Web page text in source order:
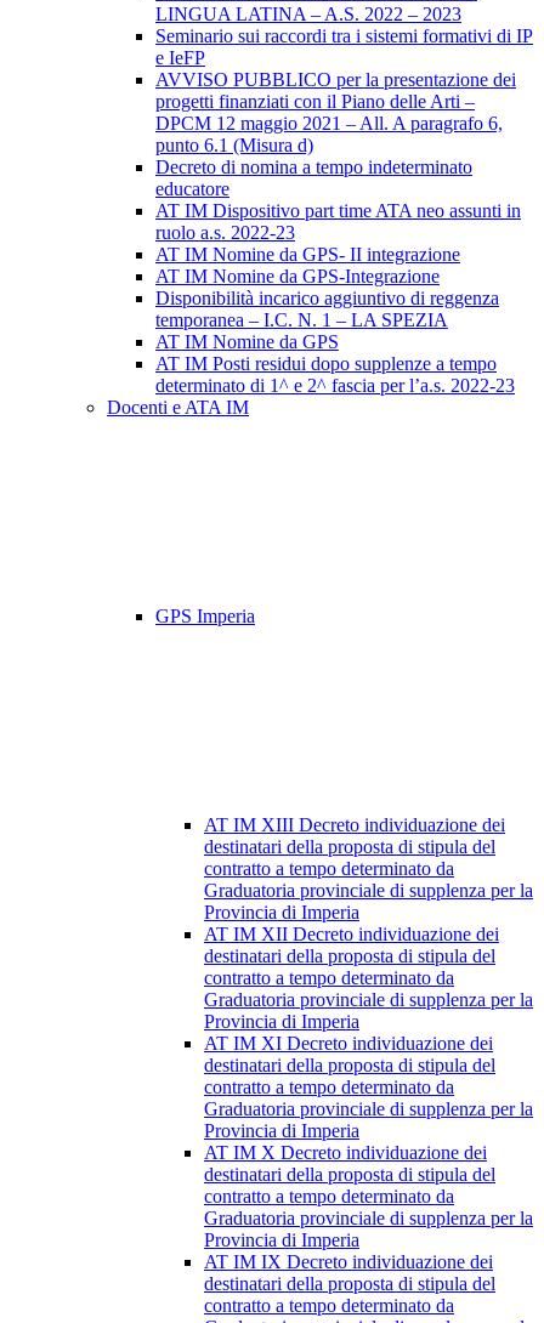
LINGUA LATINA – A.S. 2022 – 2023
Seminario sui raccordi tra i sistemi formativi di IP
e IeFP
AVVISO PUBBLICO per la presentazione dei
progetti finanziati con il Piano delle Arti –
DPCM 12 maggio 2021 – All. A paragrafo 6,
punto 6.1 (Misura d)
Decreto di nomina a tempo indeterminato
educatore
AT IM Dispositivo part time ATA neo assunti in
ruolo a.s. 2022-23
AT IM Nomine da GPS- II integrazione
AT IM Nomine da GPS-Integrazione
Disponibilità incarico aggiuntivo di reggenza
temporanea – I.C. N. 1 – LA SPEZIA
AT IM Nomine da GPS
AT IM Posti residui dopo supplenze a tempo
determinato di 1^ e 2^ fascia per l’a.s. 2022-23
Docenti e ATA IM
GPS Imperia
AT IM XIII Decreto individuazione dei
destinatari della proposta di stipula del
contratto a tempo determinato da
Graduatoria provinciale di supplenza per la
Provincia di Imperia
AT IM XII Decreto individuazione dei
destinatari della proposta di stipula del
contratto a tempo determinato da
Graduatoria provinciale di supplenza per la
Provincia di Imperia
AT IM XI Decreto individuazione dei
destinatari della proposta di stipula del
contratto a tempo determinato da
Graduatoria provinciale di supplenza per la
Provincia di Imperia
AT IM X Decreto individuazione dei
destinatari della proposta di stipula del
contratto a tempo determinato da
Graduatoria provinciale di supplenza per la
Provincia di Imperia
AT IM IX Decreto individuazione dei
destinatari della proposta di stipula del
contratto a tempo determinato da